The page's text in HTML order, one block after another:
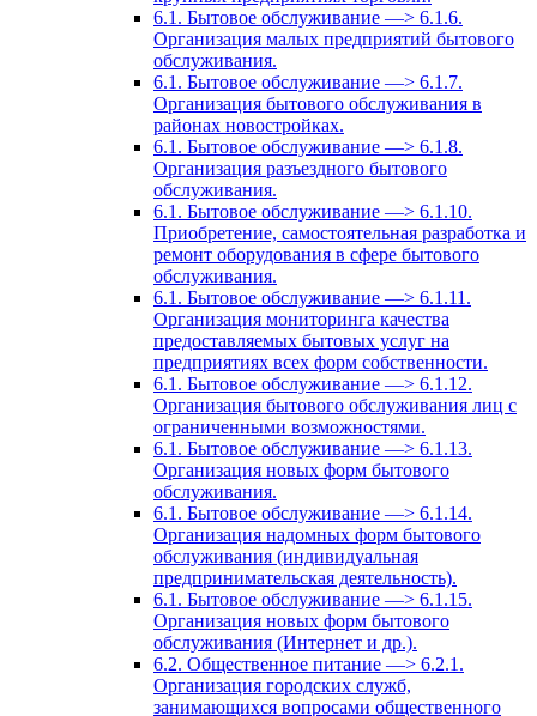
6.1. Бытовое обслуживание —> 6.1.6.
Организация малых предприятий бытового
обслуживания.
6.1. Бытовое обслуживание —> 6.1.7.
Организация бытового обслуживания в
районах новостройках.
6.1. Бытовое обслуживание —> 6.1.8.
Организация разъездного бытового
обслуживания.
6.1. Бытовое обслуживание —> 6.1.10.
Приобретение, самостоятельная разработка и
ремонт оборудования в сфере бытового
обслуживания.
6.1. Бытовое обслуживание —> 6.1.11.
Организация мониторинга качества
предоставляемых бытовых услуг на
предприятиях всех форм собственности.
6.1. Бытовое обслуживание —> 6.1.12.
Организация бытового обслуживания лиц с
ограниченными возможностями.
6.1. Бытовое обслуживание —> 6.1.13.
Организация новых форм бытового
обслуживания.
6.1. Бытовое обслуживание —> 6.1.14.
Организация надомных форм бытового
обслуживания (индивидуальная
предпринимательская деятельность).
6.1. Бытовое обслуживание —> 6.1.15.
Организация новых форм бытового
обслуживания (Интернет и др.).
6.2. Общественное питание —> 6.2.1.
Организация городских служб,
занимающихся вопросами общественного